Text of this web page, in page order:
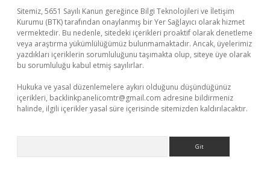
Sitemiz, 5651 Sayılı Kanun gereğince Bilgi Teknolojileri ve İletişim
Kurumu (BTK) tarafından onaylanmış bir Yer Sağlayıcı olarak hizmet
vermektedir. Bu nedenle, sitedeki içerikleri proaktif olarak denetleme
veya araştırma yükümlülüğümüz bulunmamaktadır. Ancak, üyelerimiz
yazdıkları içeriklerin sorumluluğunu taşımakta olup, siteye üye olarak
bu sorumluluğu kabul etmiş sayılırlar.
Hukuka ve yasal düzenlemelere aykırı olduğunu düşündüğünüz
içerikleri, backlinkpanelicomtr@gmail.com adresine bildirmeniz
halinde, ilgili içerikler yasal süre içerisinde sitemizden kaldırılacaktır.